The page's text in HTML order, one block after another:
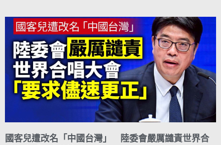
國客兒遭改名「中國台灣」 陸委會嚴厲譴責世界合